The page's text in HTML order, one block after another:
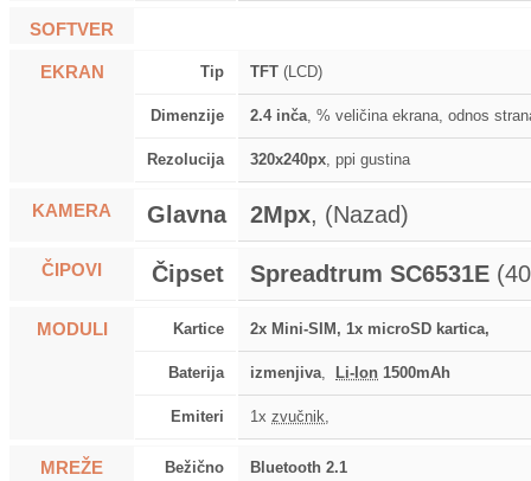
SOFTVER
EKRAN Tip TFT (LCD)
Dimenzije 2.4 inča, % veličina ekrana, odnos
Rezolucija 320x240px, ppi gustina
KAMERA Glavna 2Mpx, (Nazad)
ČIPOVI Čipset Spreadtrum SC6531E
MODULI Kartice 2x Mini-SIM, 1x microSD kartica,
Baterija izmenjiva, Li-Ion 1500mAh
Emiteri 1x zvučnik,
MREŽE Bežično Bluetooth 2.1